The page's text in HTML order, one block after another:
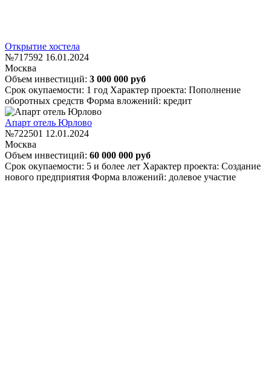
Открытие хостела
№717592 16.01.2024
Москва
Объем инвестиций: 3 000 000 руб
Срок окупаемости: 1 год Характер проекта: Пополнение
оборотных средств Форма вложений: кредит
Апарт отель Юрлово
№722501 12.01.2024
Москва
Объем инвестиций: 60 000 000 руб
Срок окупаемости: 5 и более лет Характер проекта: Создание
нового предприятия Форма вложений: долевое участие